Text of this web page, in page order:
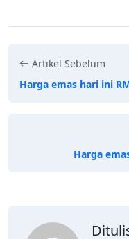
Artikel Sebelum
Harga emas hari ini
Harga